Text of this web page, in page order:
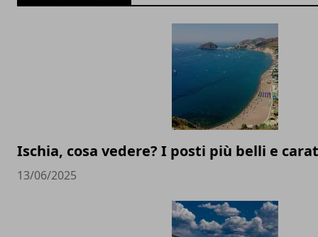
Ischia, cosa vedere? I posti più belli e
13/06/2025